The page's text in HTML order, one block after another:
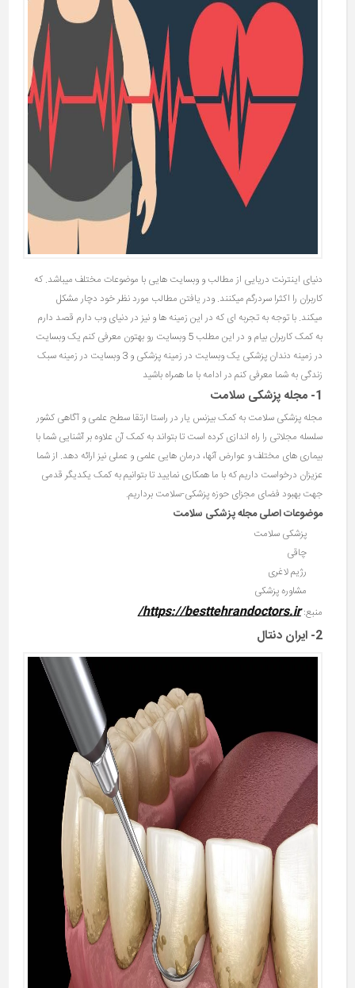
دنیای اینترنت دریایی از مطالب و وبسایت هایی با موضوعات مختلف میباشد. که
کاربران را اکثرا سردرگم میکنند. ودر یافتن مطالب مورد نظر خود دچار مشکل
میکند. با توجه به تجربه ای که در این زمینه ها و نیز در دنیای وب دارم قصد دارم
به کمک کاربران بیام و در این مطلب 5 وبسایت رو بهتون معرفی کنم یک وبسایت
در زمینه دندان پزشکی یک وبسایت در زمینه پزشکی و 3 وبسایت در زمینه سبک
زندگی به شما معرفی کنم در ادامه با ما همراه باشید
1- مجله پزشکی سلامت
مجله پزشکی سلامت به کمک بیزنس یار در راستا ارتقا سطح علمی و آگاهی کشور
سلسله مجلاتی را راه اندازی کرده است تا بتواند به کمک آن علاوه بر آشنایی شما با
بیماری های مختلف و عوارض آنها، درمان هایی علمی و عملی نیز ارائه دهد. از شما
عزیزان درخواست داریم که با ما همکاری نمایید تا بتوانیم به کمک یکدیگر قدمی
جهت بهبود فضای مجزای حوزه پزشکی-سلامت برداریم.
موضوعات اصلی مجله پزشکی سلامت
پزشکی سلامت
چاقی
رژیم لاغری
مشاوره پزشکی
منبع:https://besttehrandoctors.ir/
2- ایران دنتال